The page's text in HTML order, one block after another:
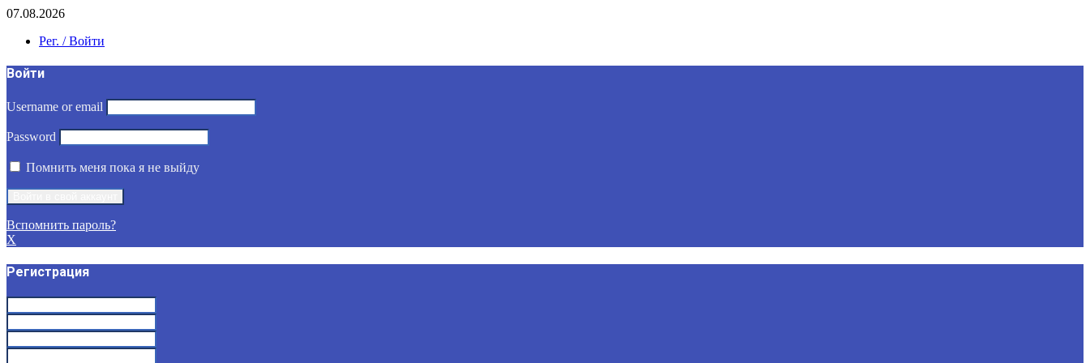
07.08.2026
Рег. / Войти
Войти
Username or email
Password
Помнить меня пока я не выйду
Вспомнить пароль?
X
Регистрация